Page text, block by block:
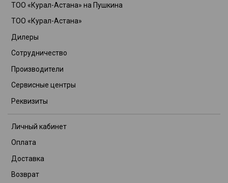
ТОО «Курал-Астана» на Пушкина
ТОО «Курал-Астана»
Дилеры
Сотрудничество
Производители
Сервисные центры
Реквизиты
Личный кабинет
Оплата
Доставка
Возврат